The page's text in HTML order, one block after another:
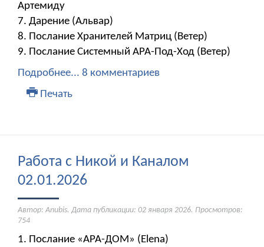
Артемиду
7. ​​​​​​​Дарение (Альвар)
8. Послание Хранителей Матриц (Ветер)
9. Послание Системный АРА-Под-Ход (Ветер)
Подробнее... 8 комментариев
Печать
Работа с Никой и Каналом
02.01.2026
Автор: Anubis. Дата публикации: 02 января 2026. Просмотров:
754
1. Послание «АРА-ДОМ» (Elena)